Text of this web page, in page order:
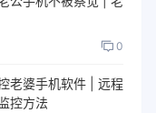
0
老婆手机软件 | 远程
控方法